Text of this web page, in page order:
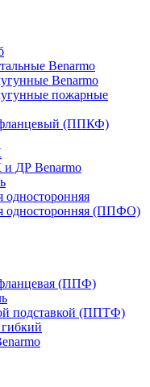
Benarmo
Benarmo
пожарные
фланцевый (ППКФ)
ДР Benarmo
односторонняя
односторонняя (ППФО)
фланцевая (ППФ)
подставкой (ППТФ)